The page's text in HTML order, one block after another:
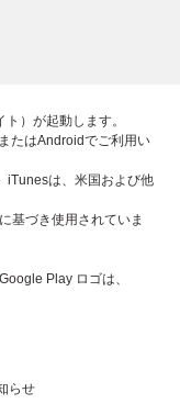
）が起動します。
たはAndroidでご利用い
iTunesは、米国および他
基づき使用されていま
Play ロゴは、
らせ